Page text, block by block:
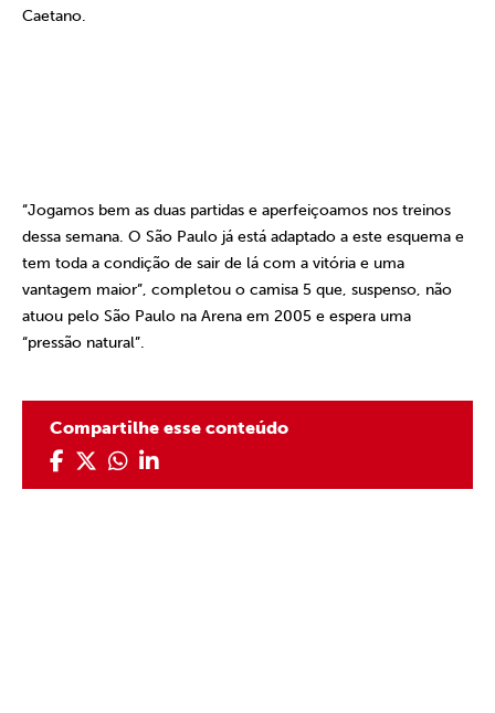
Caetano.
“Jogamos bem as duas partidas e aperfeiçoamos nos treinos
dessa semana. O São Paulo já está adaptado a este esquema e
tem toda a condição de sair de lá com a vitória e uma
vantagem maior”, completou o camisa 5 que, suspenso, não
atuou pelo São Paulo na Arena em 2005 e espera uma
“pressão natural”.
Compartilhe esse conteúdo